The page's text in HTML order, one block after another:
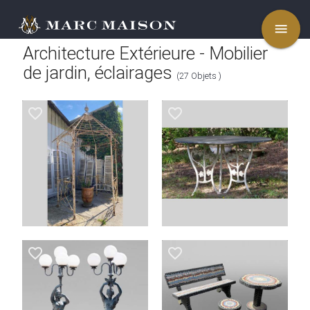
menu
Architecture Extérieure - Mobilier
de jardin, éclairages (27 Objets )
favorite_border favorite_border
favorite_border favorite_border